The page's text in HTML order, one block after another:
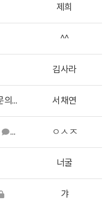
제희
^^
김사라
내일배움카드 간호조무사 자격증 과정 문의드립니다. 1
서채연
1 ㅇㅅㅈ
너굴
갸